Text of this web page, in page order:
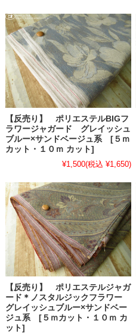
【反売り】 ポリエステルBIGフ
ラワージャガード グレイッシュ
ブルー×サンドベージュ系 [５ｍ
カット・１０ｍ カット]
¥1,500(税込 ¥1,650)
【反売り】 ポリエステルジャガ
ード＊ノスタルジックフラワー
グレイッシュブルー×サンドベー
ジュ系 [５ｍカット・１０ｍ カ
ット]